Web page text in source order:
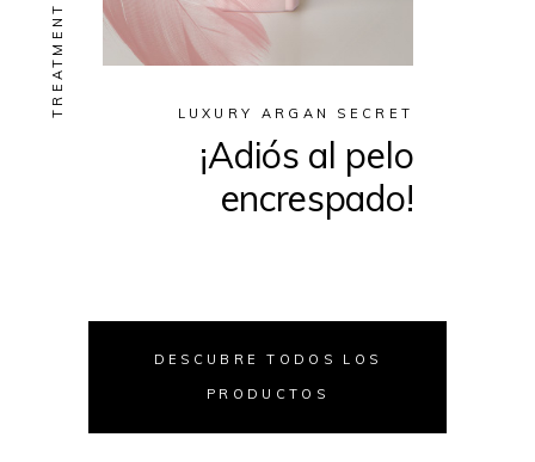
TREATMENT LUXURY ARGAN SECRET
¡Adiós al pelo
encrespado!
DESCUBRE TODOS LOS
PRODUCTOS